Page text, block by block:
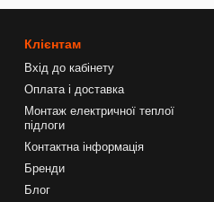
Клієнтам
Вхід до кабінету
Оплата і доставка
Монтаж електричної теплої
підлоги
Контактна інформація
Бренди
Блог